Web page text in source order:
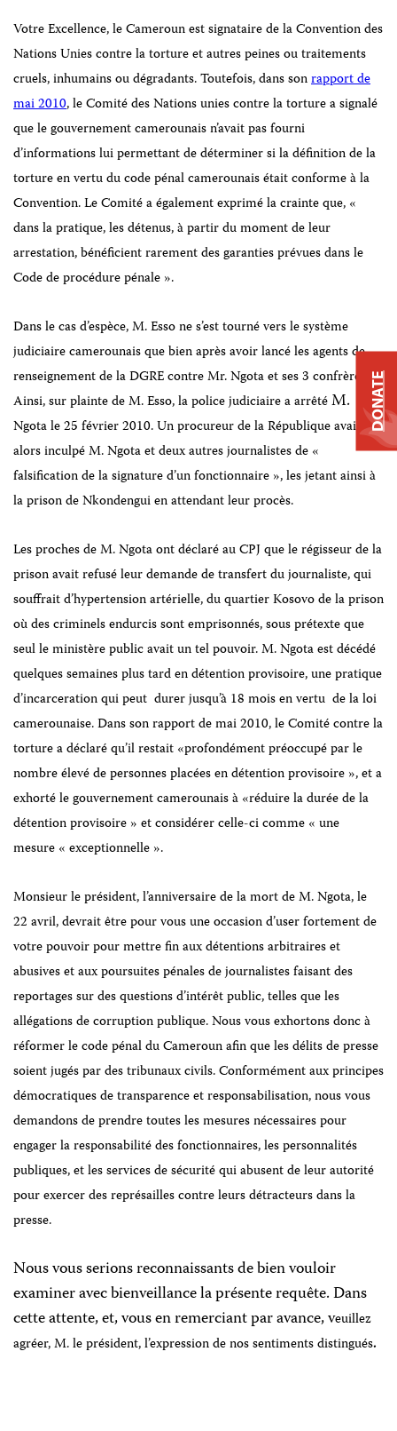
Votre Excellence, le Cameroun est signataire de la Convention des
Nations Unies contre la torture et autrespeinesou traitements
cruels, inhumains ou dégradants. Toutefois, dans sonrapport de
mai 2010, leComité des Nations unies contre la torture a signalé
que le gouvernement camerounais n’avait pas fourni
d’informations lui permettant de déterminer si la définition de la
torture en vertu du code pénal camerounais était conforme à la
Convention. Le Comité a également exprimé la crainte que, «
dans la pratique, les détenus, à partir du moment de leur
arrestation, bénéficient rarement des garanties prévues dans le
Code de procédure pénale ».
Dans le cas d’espèce, M. Esso ne s’est tourné vers le système
judiciaire camerounais que bien après avoir lancé les agents de
renseignement de la DGRE contre Mr. Ngota et ses 3 confrères.
Ainsi, sur plainte de M. Esso, la police judiciaire a arrêtéM.
Ngota le 25 février 2010. Un procureur de la République avait
alors inculpé M. Ngota et deux autres journalistes de «
falsification de la signature d’un fonctionnaire », les jetant ainsi à
la prison de Nkondengui en attendant leur procès.
Les proches de M. Ngota ont déclaré au CPJ que le régisseur de la
prison avait refusé leur demande de transfert du journaliste, qui
souffrait d’hypertension artérielle, du quartier Kosovo de la prison
où des criminels endurcis sont emprisonnés, sous prétexte que
seul le ministère public avait un tel pouvoir. M. Ngota est décédé
quelques semaines plus tard en détention provisoire, une pratique
d’incarceration qui peut durer jusqu’à 18 mois en vertu de la loi
camerounaise. Dans son rapport de mai 2010, le Comité contre la
torture a déclaré qu’il restait «profondément préoccupé par le
nombre élevé de personnes placées en détention provisoire », et a
exhorté le gouvernement camerounais à «réduire la durée de la
détention provisoire » et considérer celle-ci comme « une
mesure « exceptionnelle ».
Monsieur le président, l’anniversaire de la mort de M. Ngota, le
22 avril, devrait être pour vous une occasion d’user fortement de
votre pouvoir pour mettre fin aux détentions arbitraires et
abusives et aux poursuites pénales de journalistes faisant des
reportages sur des questions d’intérêt public, telles que les
allégations de corruption publique. Nous vous exhortons donc à
réformer le code pénal du Cameroun afin que les délits de presse
soient jugés par des tribunaux civils. Conformément aux principes
démocratiques de transparence et responsabilisation, nous vous
demandons de prendre toutes les mesures nécessaires pour
engager la responsabilité des fonctionnaires, les personnalités
publiques, et les services de sécurité qui abusent de leur autorité
pour exercer des représailles contre leurs détracteurs dans la
presse.
Nous vous serions reconnaissants de bien vouloir
examiner avec bienveillance la présente requête. Dans
cette attente, et, vous en remerciant par avance, veuillez
agréer,M. le président, l’expression de nos sentiments distingués.
DONATE